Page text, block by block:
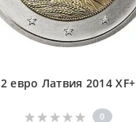
2 евро Латвия 2014 XF+
0